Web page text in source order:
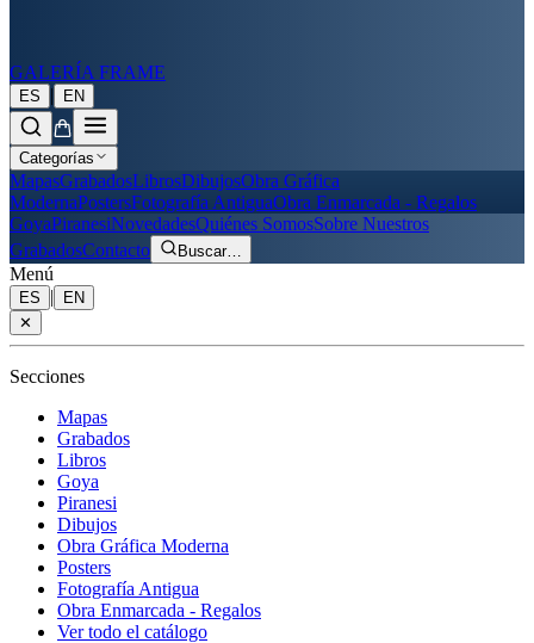
GALERÍA FRAME
ES | EN
Categorías
MapasGrabadosLibrosDibujosObra Gráfica
ModernaPostersFotografía AntiguaObra Enmarcada - Regalos
GoyaPiranesiNovedadesQuiénes SomosSobre Nuestros
GrabadosContacto Buscar…
Menú
ES |
EN
✕
Secciones
Mapas
Grabados
Libros
Goya
Piranesi
Dibujos
Obra Gráfica Moderna
Posters
Fotografía Antigua
Obra Enmarcada - Regalos
Ver todo el catálogo